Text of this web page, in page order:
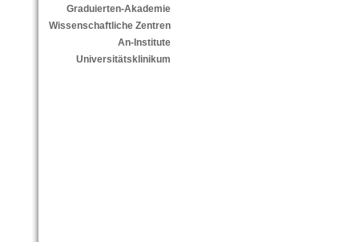
Graduierten-Akademie
Wissenschaftliche Zentren
An-Institute
Universitätsklinikum